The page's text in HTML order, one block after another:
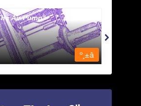
Air Pump
º¸±â